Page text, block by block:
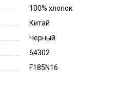
100% хлопок
Китай
Черный
64302
F185N16